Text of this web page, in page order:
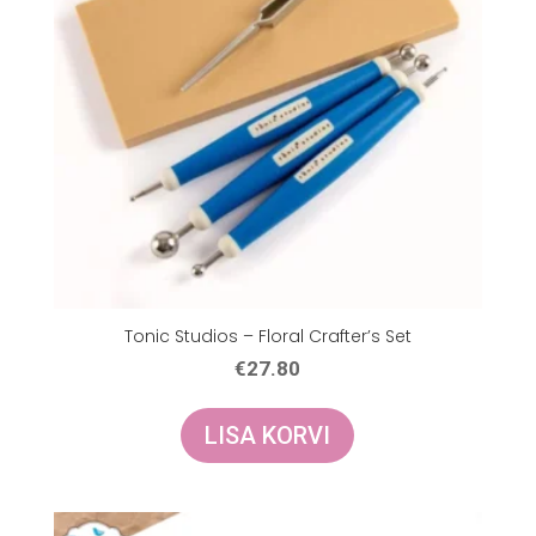
Tonic Studios – Floral Crafter’s Set
€27.80
LISA KORVI